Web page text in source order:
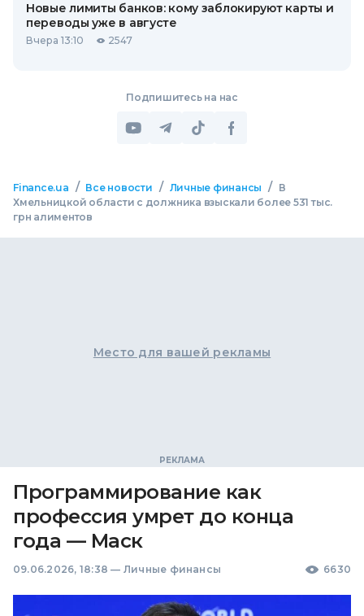
Новые лимиты банков: кому заблокируют карты и
переводы уже в августе
Вчера 13:10 2547
Подпишитесь на нас
Finance.ua / Все новости / Личные финансы /
В
Хмельницкой области с должника взыскали более 531 тыс.
грн алиментов
Место для вашей рекламы
Программирование как
профессия умрет до конца
года — Маск
09.06.2026, 18:38 — Личные финансы 6630